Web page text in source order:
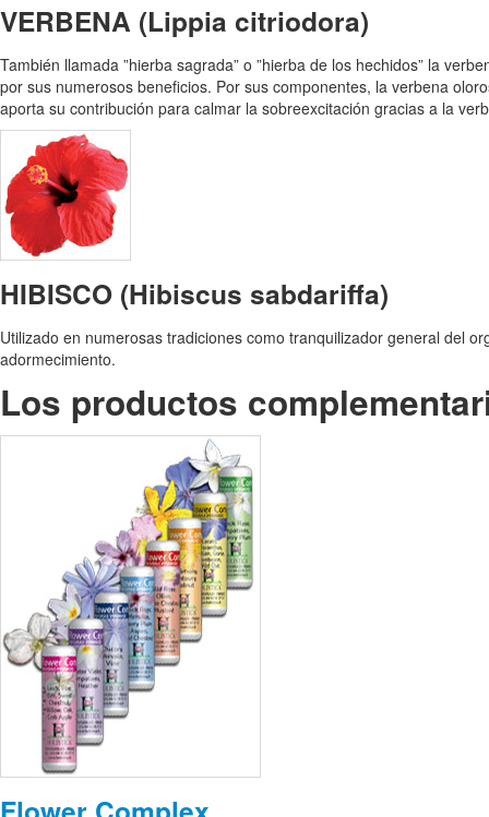
VERBENA (Lippia citriodora)
También llamada ”hierba sagrada” o ”hierba de los hechidos” la
por sus numerosos beneficios. Por sus componentes, la verbena
aporta su contribución para calmar la sobreexcitación gracias a la
HIBISCO (Hibiscus sabdariffa)
Utilizado en numerosas tradiciones como tranquilizador general del
adormecimiento.
Los productos